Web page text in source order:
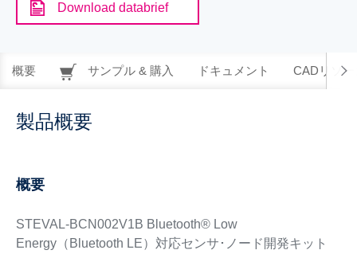
Download databrief
概要 サンプル & 購入 ドキュメント CADリソー
製品概要
概要
STEVAL-BCN002V1B Bluetooth® Low
Energy（Bluetooth LE）対応センサ･ノード開発キット